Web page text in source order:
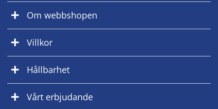
Om webbshopen
Villkor
Hållbarhet
Vårt erbjudande